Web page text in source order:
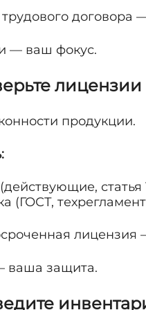
договора
— ваш фокус.
продукции.
(ГОСТ,
лицензия
ваша защита.